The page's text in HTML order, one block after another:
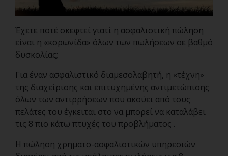
Έχετε ποτέ σκεφτεί γιατί η ασφαλιστική πώληση
είναι η «κορωνίδα» όλων των πωλήσεων σε βαθμό
δυσκολίας;
Για έναν ασφαλιστικό διαμεσολαβητή, η «τέχνη»
της διαχείρισης και επιτυχημένης αντιμετώπισης
όλων των αντιρρήσεων που ακούει από τους
πελάτες του έγκειται στο να μπορεί να καταλάβει
τις 8 πιο κάτω πτυχές του προβλήματος .
Η πώληση χρηματο-ασφαλιστικών υπηρεσιών